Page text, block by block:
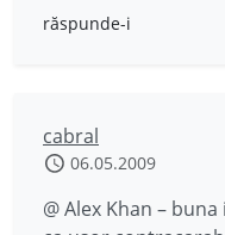
răspunde-i
cabral
06.05.2009
@ Alex Khan –